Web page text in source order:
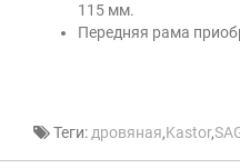
115 мм.
Передняя рама
Теги: дровяная,Kastor,